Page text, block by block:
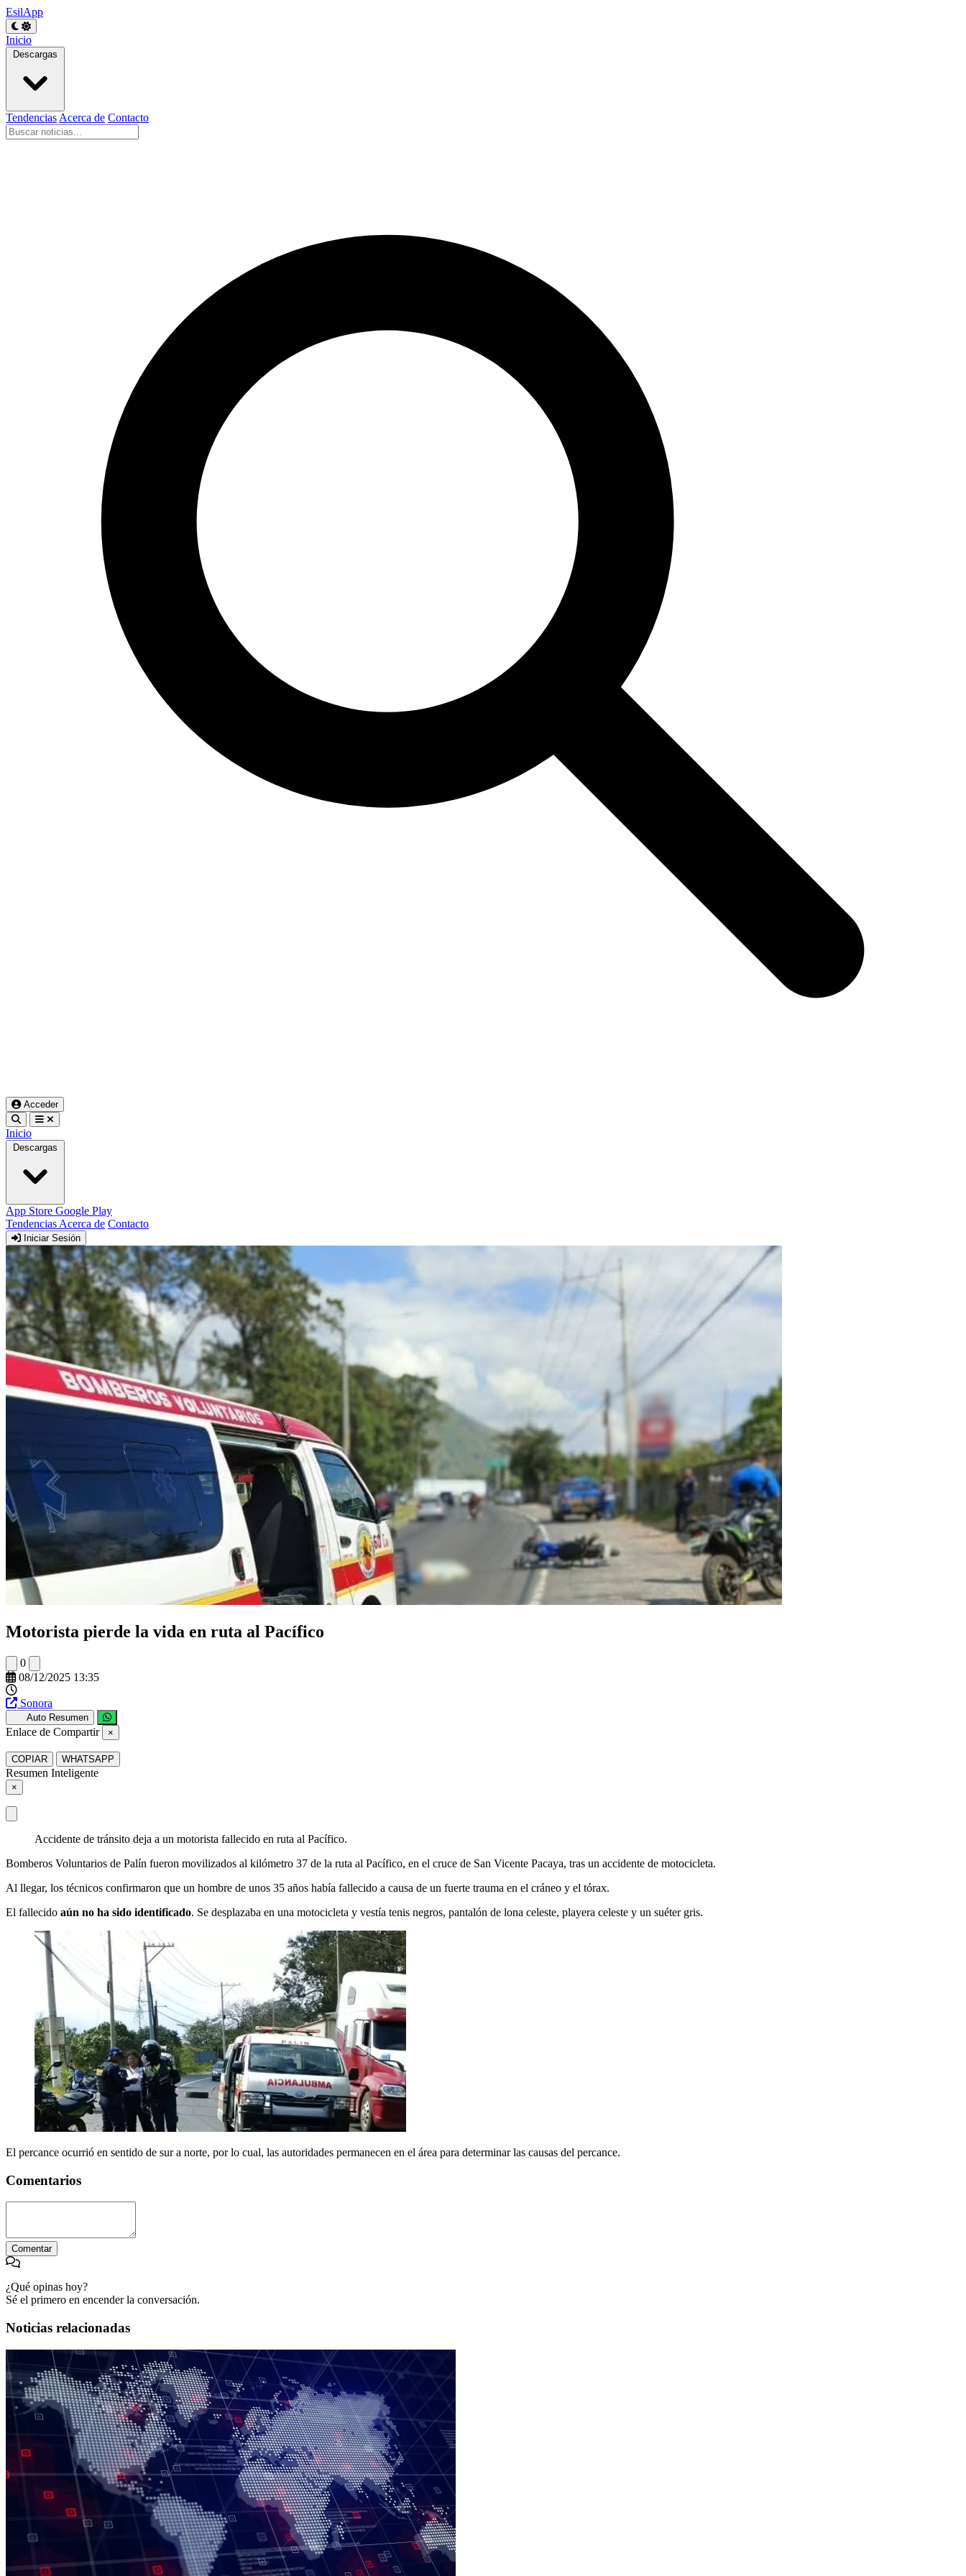
EsilApp
Inicio
Descargas
Tendencias Acerca de Contacto
Acceder
Inicio
Descargas
App Store Google Play
Tendencias Acerca de Contacto
Iniciar Sesión
Motorista pierde la vida en ruta al Pacífico
0
08/12/2025 13:35
Sonora
Auto Resumen
Enlace de Compartir ×
COPIAR WHATSAPP
Resumen Inteligente
×
Accidente de tránsito deja a un motorista fallecido en ruta al Pacífico.
Bomberos Voluntarios de Palín fueron movilizados al kilómetro 37 de la ruta al Pacífico, en el cruce de San Vicente Pacaya, tras un accidente de motocicleta.
Al llegar, los técnicos confirmaron que un hombre de unos 35 años había fallecido a causa de un fuerte trauma en el cráneo y el tórax.
El fallecido aún no ha sido identificado. Se desplazaba en una motocicleta y vestía tenis negros, pantalón de lona celeste, playera celeste y un suéter gris.
El percance ocurrió en sentido de sur a norte, por lo cual, las autoridades permanecen en el área para determinar las causas del percance.
Comentarios
Comentar
¿Qué opinas hoy?
Sé el primero en encender la conversación.
Noticias relacionadas